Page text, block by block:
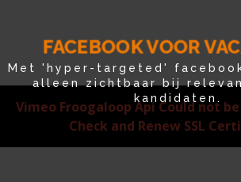
FACEBOOK VOOR
Met 'hyper-targeted'
alleen zichtbaar bij
kandidaten.
Vimeo Froogaloop Api Could not
Check and Renew SSL